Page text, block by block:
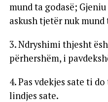
mund ta godasë;
askush tjetër nuk mund
3. Ndryshimi thjesht
përhershëm, i
4. Pas vdekjes sate ti
lindjes sate.